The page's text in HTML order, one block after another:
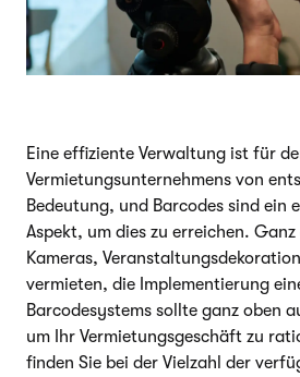
Eine effiziente Verwaltung ist für
Vermietungsunternehmens von
Bedeutung, und Barcodes sind ein
Aspekt, um dies zu erreichen.
Kameras,
vermieten, die Implementierung
Barcodesystems sollte ganz oben
um Ihr Vermietungsgeschäft zu
finden Sie bei der Vielzahl der